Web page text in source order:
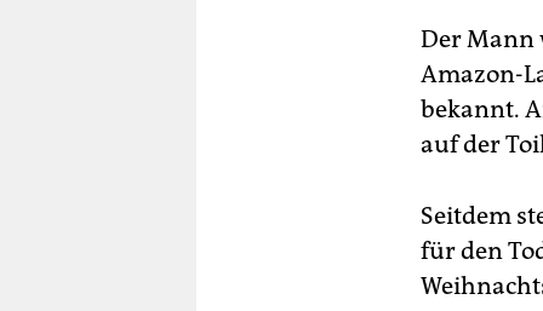
Der Mann
Amazon-
bekannt.
auf der
Seitdem
für den